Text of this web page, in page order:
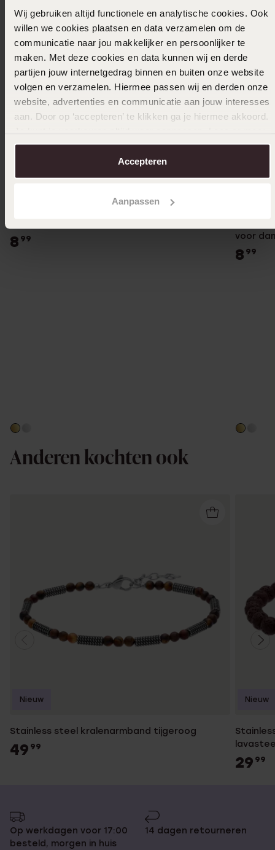
Wij gebruiken altijd functionele en analytische cookies. Ook
willen we cookies plaatsen en data verzamelen om de
communicatie naar jou makkelijker en persoonlijker te
maken. Met deze cookies en data kunnen wij en derde
partijen jouw internetgedrag binnen en buiten onze website
volgen en verzamelen. Hiermee passen wij en derden onze
website, advertenties en communicatie aan jouw interesses
aan. Door op ‘accepteren’ te klikken ga je hiermee akkoord.
over in onscookiebeleid.
Accepteren
Aanpassen
8 99
voor
8 99
Anderen kochten ook
Stainless steel kralenarmband tijgeroog
49 99
Nieuw
29 99
Nieuw
Op werkdagen voor 17:00
besteld, morgen in huis
14 dagen retourneren